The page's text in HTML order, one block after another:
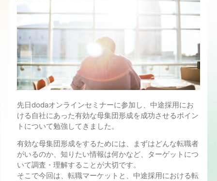
先日dodaオンラインセミナーに参加し、中途採用にお
ける自社にあった有効な母集団形成を成功させるポイン
トについて勉強してきました。
有効な母集団形成をするためには、まずはどんな転職者
がいるのか、知りたい情報は何かなど、ターゲットにつ
いて調査・理解することが大切です。
そこで今回は、転職マーケットと、中途採用における転